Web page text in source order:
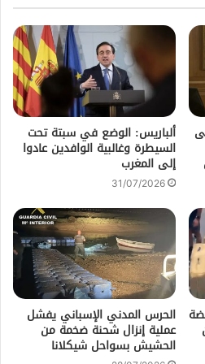
ألباريس: الوضع في سبتة تحت
السيطرة وغالبية الوافدين عادوا
إلى المغرب
31/07/2026
الحرس المدني الإسباني يفشل
عملية إنزال شحنة ضخمة من
الحشيش بسواحل شيكلانا